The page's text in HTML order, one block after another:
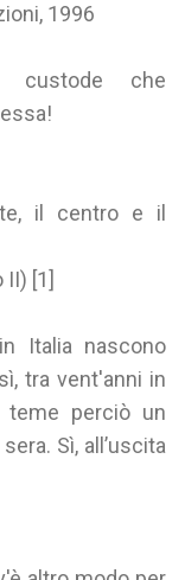
1996
custode che
il centro e il
II) [1]
Italia nascono
tra vent'anni in
teme perciò un
Sì, all’uscita